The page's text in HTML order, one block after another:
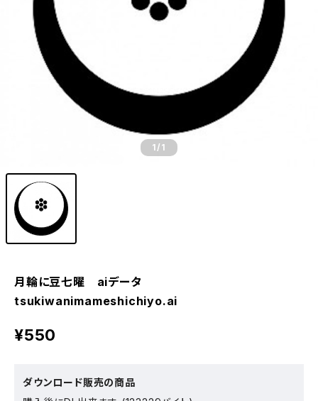
1 /1
月輪に豆七曜 aiデータ
tsukiwanimameshichiyo.ai
¥550
ダウンロード販売の商品